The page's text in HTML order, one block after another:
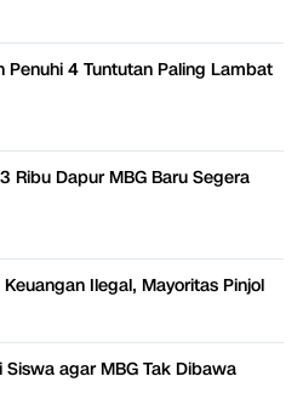
Penuhi 4 Tuntutan Paling Lambat
Ribu Dapur MBG Baru Segera
Ilegal, Mayoritas Pinjol
Siswa agar MBG Tak Dibawa